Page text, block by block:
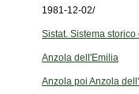
1981-12-02/
Sistat. Sistema
Anzola dell'Emilia
Anzola poi Anzola